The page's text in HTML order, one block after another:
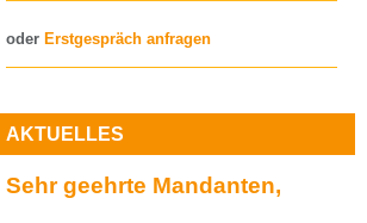
oder Erstgespräch anfragen
AKTUELLES
Sehr geehrte Mandanten,